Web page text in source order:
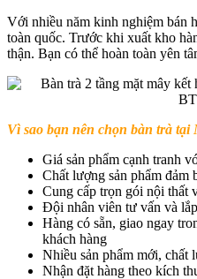
Với nhiều năm kinh nghiệm bán
toàn quốc. Trước khi xuất kho
thận. Bạn có thể hoàn toàn yên
Vì sao bạn nên chọn bàn trà tại
Giá sản phẩm cạnh tranh
Chất lượng sản phẩm đảm
Cung cấp trọn gói nội thất
Đội nhân viên tư vấn và
Hàng có sẵn, giao ngay
khách hàng
Nhiều sản phẩm mới, chất
Nhận đặt hàng theo kích